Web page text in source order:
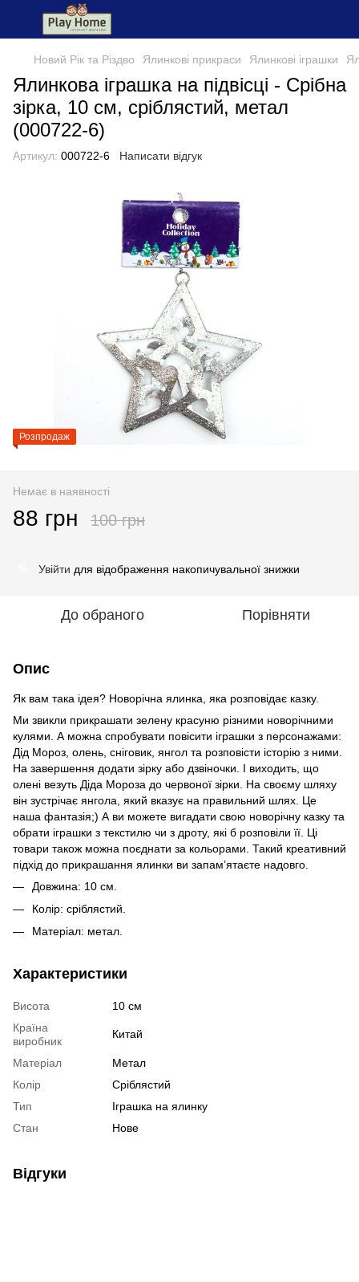
Новий Рік та Різдво Ялинкові прикраси Ялинкові іграшки
Ялинкова іграшка на підвісці - Срібна
зірка, 10 см, сріблястий, метал
(000722-6)
Артикул: 000722-6 Написати відгук
Розпродаж
Немає в наявності
88 грн 100 грн
Увійти для відображення накопичувальної знижки
До обраного Порівняти
Опис
Як вам така ідея? Новорічна ялинка, яка розповідає казку.
Ми звикли прикрашати зелену красуню різними новорічними
кулями. А можна спробувати повісити іграшки з персонажами:
Дід Мороз, олень, сніговик, янгол та розповісти історію з ними.
На завершення додати зірку або дзвіночки. І виходить, що
олені везуть Діда Мороза до червоної зірки. На своєму шляху
він зустрічає янгола, який вказує на правильний шлях. Це
наша фантазія;) А ви можете вигадати свою новорічну казку та
обрати іграшки з текстилю чи з дроту, які б розповіли її. Ці
товари також можна поєднати за кольорами. Такий креативний
підхід до прикрашання ялинки ви запам’ятаєте надовго.
Довжина: 10 см.
Колір: сріблястий.
Матеріал: метал.
Характеристики
Висота
10 см
Країна
виробник
Китай
Матеріал
Метал
Колір
Сріблястий
Тип
Іграшка на ялинку
Стан
Нове
Відгуки